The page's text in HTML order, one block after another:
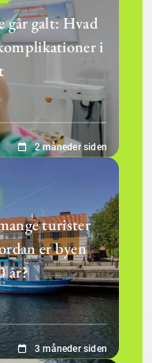
galt: Hvad
i
2 måneder siden
turister
er byen
år?
3 måneder siden